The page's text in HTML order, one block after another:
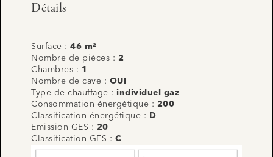
Détails
Surface : 46 m²
Nombre de pièces : 2
Chambres : 1
Nombre de cave : OUI
Type de chauffage : individuel gaz
Consommation énergétique : 200
Classification énergétique :
D
Emission GES : 20
Classification GES : C